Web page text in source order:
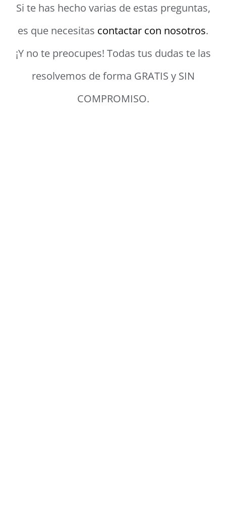
Si te has hecho varias de estas preguntas,
es que necesitas contactar con nosotros.
¡Y no te preocupes! Todas tus dudas te las
resolvemos de forma GRATIS y SIN
COMPROMISO.